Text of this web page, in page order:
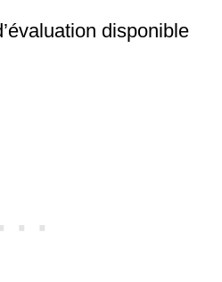
disponible